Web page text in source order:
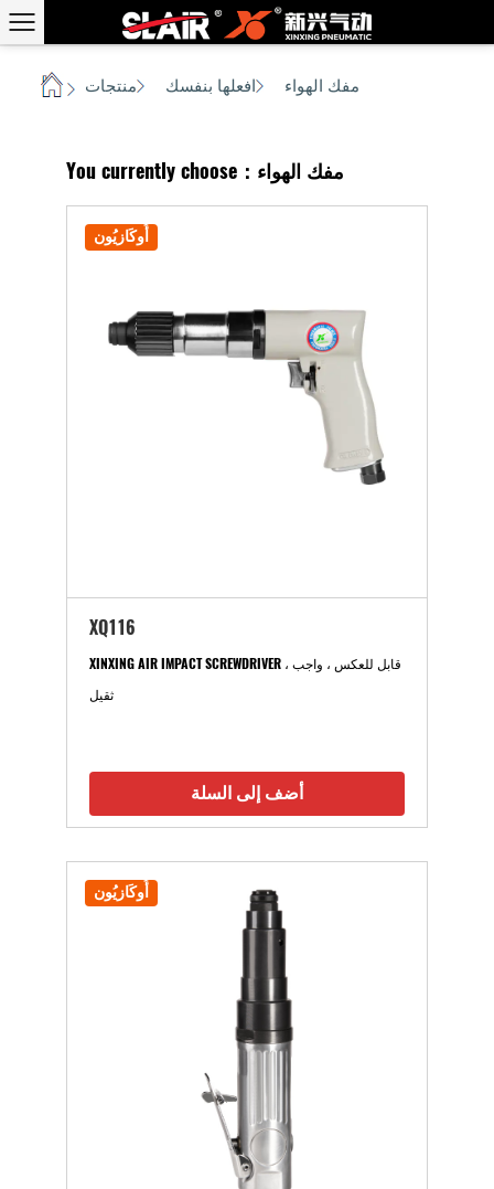
بيت منتجات افعلها بنفسك مفك الهواء
You currently choose：مفك الهواء
أُوكَازيُون
XQ116
XINXING AIR IMPACT SCREWDRIVER ، قابل للعكس ، واجب
ثقيل
أضف إلى السلة
أُوكَازيُون